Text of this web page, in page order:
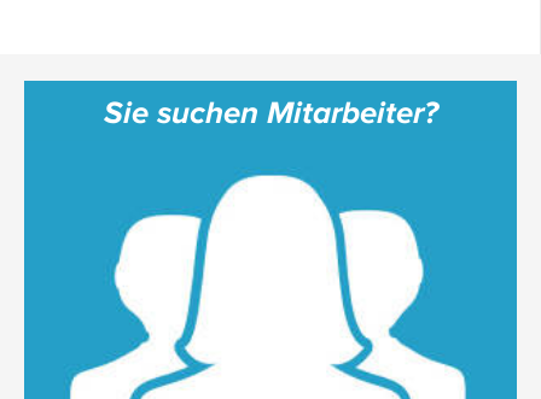
Sie suchen Mitarbeiter?